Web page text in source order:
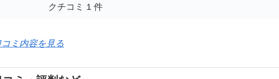
クチコミ 1 件
ミ内容を見る